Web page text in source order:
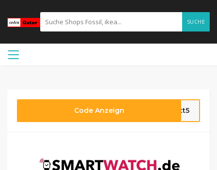
SUCHE
Code Anzeign att5